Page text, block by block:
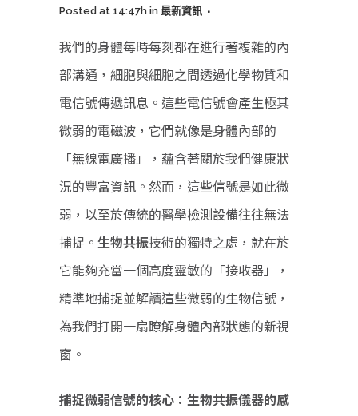
Posted at 14:47h in 最新資訊
我們的身體每時每刻都在進行著複雜的內
部溝通，細胞與細胞之間透過化學物質和
電信號傳遞訊息。這些電信號會產生極其
微弱的電磁波，它們就像是身體內部的
「無線電廣播」，蘊含著關於我們健康狀
況的豐富資訊。然而，這些信號是如此微
弱，以至於傳統的醫學檢測設備往往無法
捕捉。 生物共振技術的獨特之處，就在於
它能夠充當一個高度靈敏的「接收器」，
精準地捕捉並解讀這些微弱的生物信號，
為我們打開一扇瞭解身體內部狀態的新視
窗。
捕捉微弱信號的核心：生物共振儀器的感